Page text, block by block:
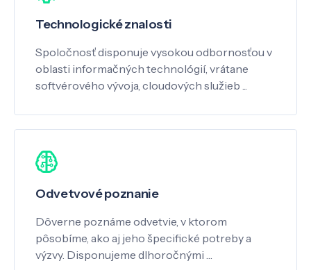
Technologické znalosti
Spoločnosť disponuje vysokou odbornosťou v
oblasti informačných technológií, vrátane
softvérového vývoja, cloudových služieb ...
Odvetvové poznanie
Dôverne poznáme odvetvie, v ktorom
pôsobíme, ako aj jeho špecifické potreby a
výzvy. Disponujeme dlhoročnými …